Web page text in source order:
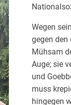
Wegen
gegen
Mühsam
Auge; sie
und
muss
hingegen